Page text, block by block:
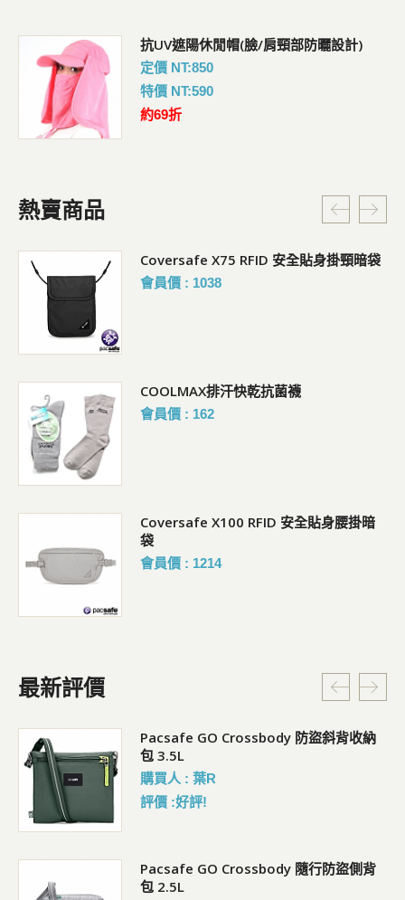
抗UV遮陽休閒帽(臉/肩頸部防曬設計)
定價 NT:850
特價 NT:590
約69折
熱賣商品
Coversafe X75 RFID 安全貼身掛頸暗袋
會員價 : 1038
COOLMAX排汗快乾抗菌襪
會員價 : 162
Coversafe X100 RFID 安全貼身腰掛暗
袋
會員價 : 1214
最新評價
Pacsafe GO Crossbody 防盜斜背收納
包 3.5L
購買人 : 葉R
評價 :好評!
Pacsafe GO Crossbody 隨行防盜側背
包 2.5L